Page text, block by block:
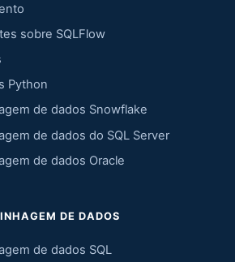
sobre SQLFlow
Python
de dados Snowflake
de dados do SQL Server
de dados Oracle
DE DADOS
de dados SQL